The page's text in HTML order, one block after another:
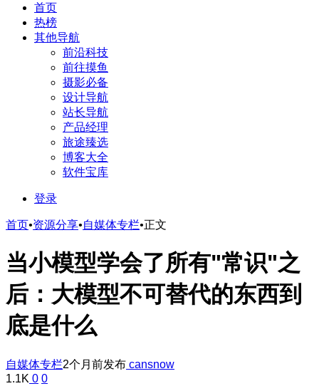
首页
热榜
其他导航
前沿科技
前往摸鱼
摄影必备
设计导航
站长导航
产品经理
旅途臻选
博客大全
软件宝库
登录
首页•资源分享•自媒体专栏•正文
当小模型学会了所有"常识"之
后：大模型不可替代的东西到
底是什么
自媒体专栏2个月前发布 cansnow
1.1K 0 0